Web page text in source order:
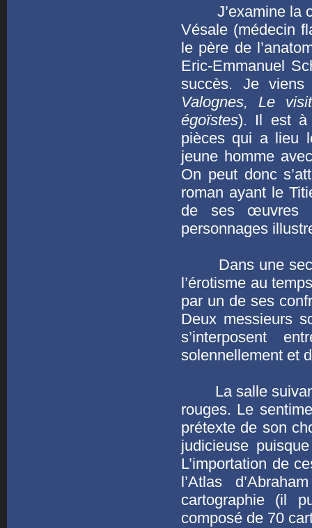
J’examine la
Vésale (médecin
le père de
Eric-Emmanuel
succès. Je
Valognes, Le
égoïstes). Il est à
pièces qui a lieu
jeune homme
On peut donc
roman ayant le
de ses œuvres
personnages
Dans une
l’érotisme au
par un de ses
Deux messieurs
s’interposent
solennellement et
La salle
rouges. Le
prétexte de son
judicieuse
L’importation de
l’Atlas
cartographie (il
composé de 70